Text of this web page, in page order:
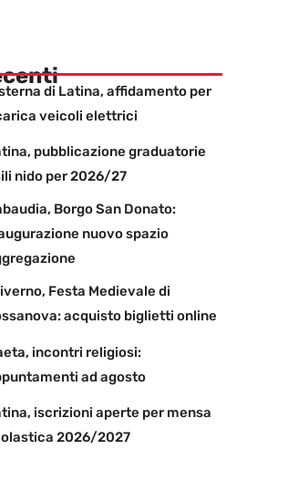
di Latina, affidamento per
veicoli elettrici
pubblicazione graduatorie
nido per 2026/27
Borgo San Donato:
nuovo spazio
Festa Medievale di
acquisto biglietti online
incontri religiosi:
ad agosto
iscrizioni aperte per mensa
2026/2027